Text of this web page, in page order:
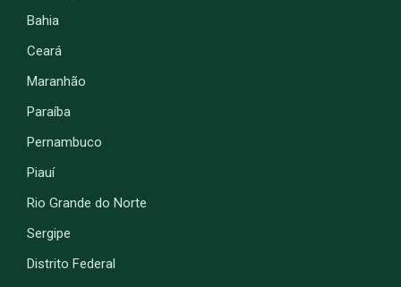
Bahia
Ceará
Maranhão
Paraíba
Pernambuco
Piauí
Rio Grande do Norte
Sergipe
Distrito Federal